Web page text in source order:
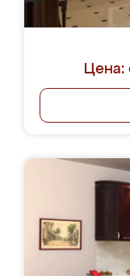
Цена: